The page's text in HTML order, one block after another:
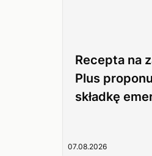
Recepta na
Plus
składkę
07.08.2026